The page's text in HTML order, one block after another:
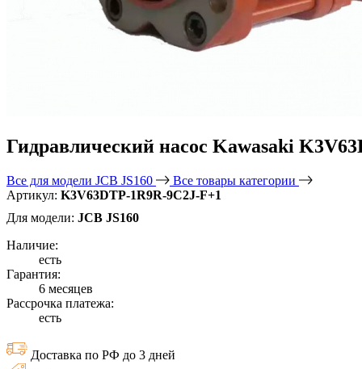
Гидравлический насос Kawasaki
Все для модели JCB JS160
Все товары категории
Артикул: K3V63DTP-1R9R-9C2J-F+1
Для модели: JCB JS160
Наличие:
есть
Гарантия:
6 месяцев
Рассрочка платежа:
есть
Доставка по РФ до 3 дней